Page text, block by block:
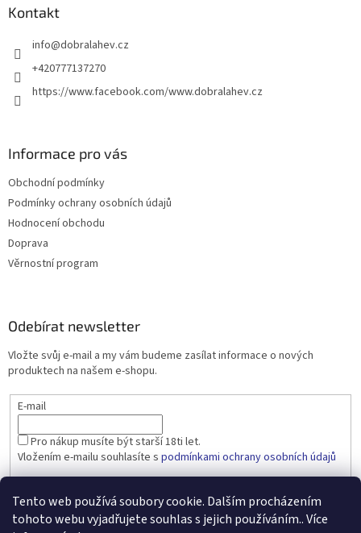
Tento web používá soubory cookie. Dalším procházením
tohoto webu vyjadřujete souhlas s jejich používáním.. Více
Kontakt
info@dobralahev.cz
+420777137270
https://www.facebook.com/www.dobralahev.cz
Informace pro vás
Obchodní podmínky
Podmínky ochrany osobních údajů
Hodnocení obchodu
Doprava
Věrnostní program
Odebírat newsletter
Vložte svůj e-mail a my vám budeme zasílat informace o nových
produktech na našem e-shopu.
E-mail
Pro nákup musíte být starší 18ti let.
Vložením e-mailu souhlasíte s podmínkami ochrany osobních údajů
PŘIHLÁSIT SE